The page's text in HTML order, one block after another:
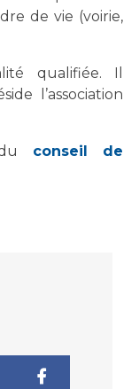
de vie (voirie,
qualifiée. Il
l’association
conseil de